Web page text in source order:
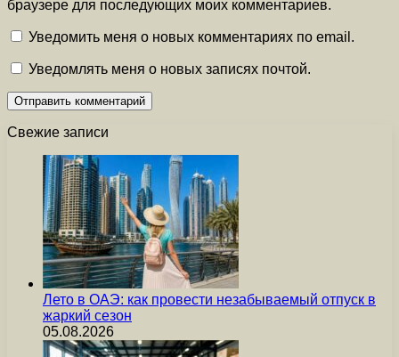
браузере для последующих моих комментариев.
Уведомить меня о новых комментариях по email.
Уведомлять меня о новых записях почтой.
Свежие записи
Лето в ОАЭ: как провести незабываемый отпуск в
жаркий сезон
05.08.2026